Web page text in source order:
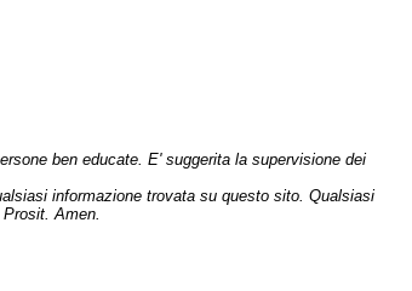
ben educate. E' suggerita la supervisione dei
informazione trovata su questo sito. Qualsiasi
Amen.